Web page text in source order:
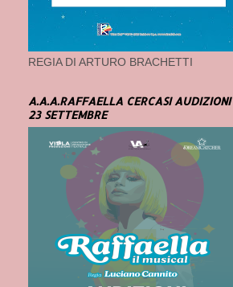
REGIA DI ARTURO BRACHETTI
A.A.A.RAFFAELLA CERCASI
23 SETTEMBRE